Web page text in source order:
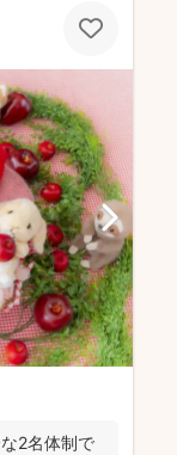
2名体制で